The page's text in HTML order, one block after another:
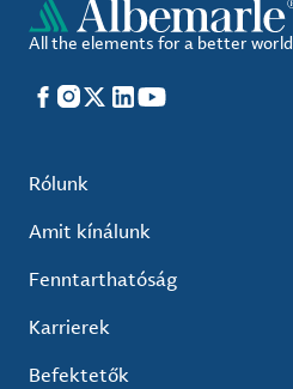
All the elements for a better
Facebook
Instagram
X LinkedIn
YouTube
Rólunk
Amit kínálunk
Fenntarthatóság
Karrierek
Befektetők